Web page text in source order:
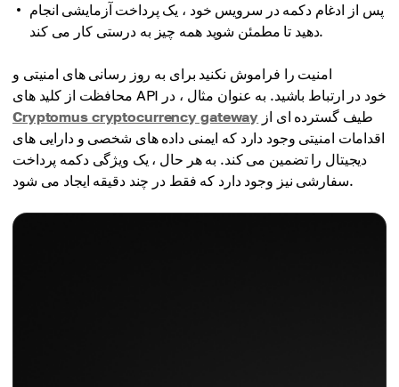
پس از ادغام دکمه در سرویس خود ، یک پرداخت آزمایشی انجام
دهید تا مطمئن شوید همه چیز به درستی کار می کند.
امنیت را فراموش نکنید برای به روز رسانی های امنیتی و
محافظت از کلید های API خود در ارتباط باشید. به عنوان مثال ، در
Cryptomus cryptocurrency gateway
اقدامات امنیتی وجود دارد که ایمنی داده های شخصی و دارایی های
دیجیتال را تضمین می کند. به هر حال ، یک ویژگی دکمه پرداخت
سفارشی نیز وجود دارد که فقط در چند دقیقه ایجاد می شود.